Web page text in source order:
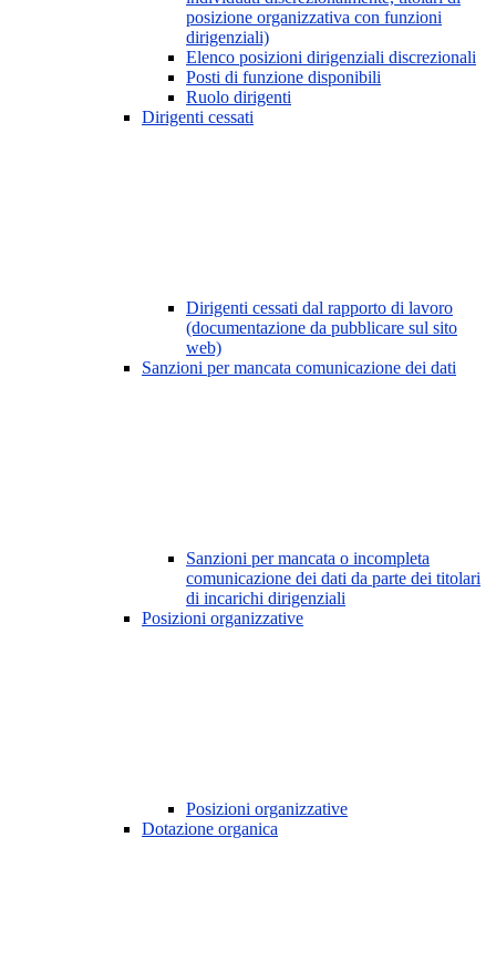
posizione organizzativa con funzioni
dirigenziali)
Elenco posizioni dirigenziali discrezionali
Posti di funzione disponibili
Ruolo dirigenti
Dirigenti cessati
Dirigenti cessati dal rapporto di lavoro
(documentazione da pubblicare sul sito
web)
Sanzioni per mancata comunicazione dei dati
Sanzioni per mancata o incompleta
comunicazione dei dati da parte dei titolari
di incarichi dirigenziali
Posizioni organizzative
Posizioni organizzative
Dotazione organica